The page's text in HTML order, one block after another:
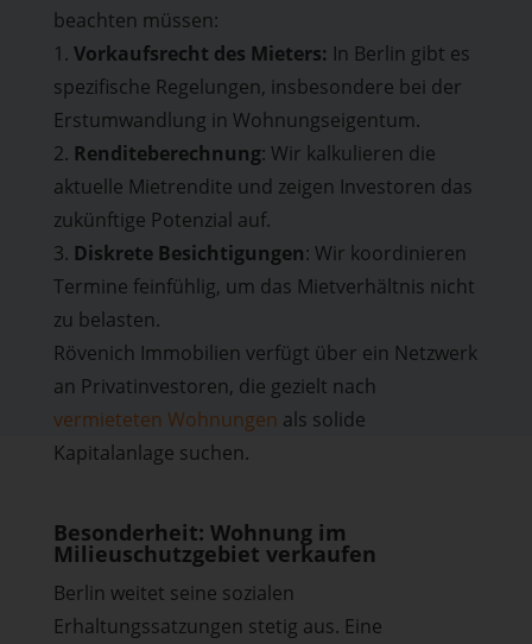
beachten müssen:
1. Vorkaufsrecht des Mieters: In Berlin gibt es
spezifische Regelungen, insbesondere bei der
Erstumwandlung in Wohnungseigentum.
2. Renditeberechnung: Wir kalkulieren die
aktuelle Mietrendite und zeigen Investoren das
zukünftige Potenzial auf.
3. Diskrete Besichtigungen: Wir koordinieren
Termine feinfühlig, um das Mietverhältnis nicht
zu belasten.
Rövenich Immobilien verfügt über ein Netzwerk
an Privatinvestoren, die gezielt nach
vermieteten Wohnungen als solide
Kapitalanlage suchen.
Besonderheit: Wohnung im
Milieuschutzgebiet verkaufen
Berlin weitet seine sozialen
Erhaltungssatzungen stetig aus. Eine